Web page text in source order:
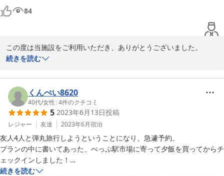
にした使い捨てコンタクトがそのままカピカピになって置いてあってこ
とです。
84
この度は当施設をご利用いただき、ありがとうございました。
清掃状況が行き届いておらず大変不快な念をおかけいたしました
事、深くお詫び申し上げます。
清掃の質を向上させるために、スタッフに対して再教育を行い、今
後同様のことがないよう努めてまいります。
貴重なご意見をいただき、ありがとうございました。
2024-10-08
続きを読む
くんぺい8620
40代/女性 |4件のクチコミ
5 2023年6月13日投稿
レジャー 友達 2023年6月宿泊
友人4人と弾丸旅行しようということになり、急遽予約。
プランの中に書いてあった、べっぷ駅市場に寄って夕飯を買ってからチ
ェックインしました！
ちょっと歩いたら遅い時間までやってる温泉がいっぱいあって、夜の間
続きを読む